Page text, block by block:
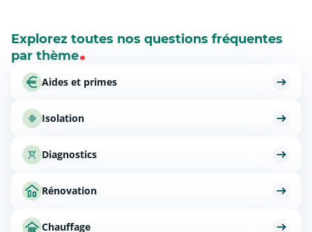
Explorez toutes nos questions fréquentes
par thème
Aides et primes
Isolation
Diagnostics
Rénovation
Chauffage